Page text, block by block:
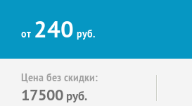
от 240 руб.
Цена без скидки:
17500 руб.